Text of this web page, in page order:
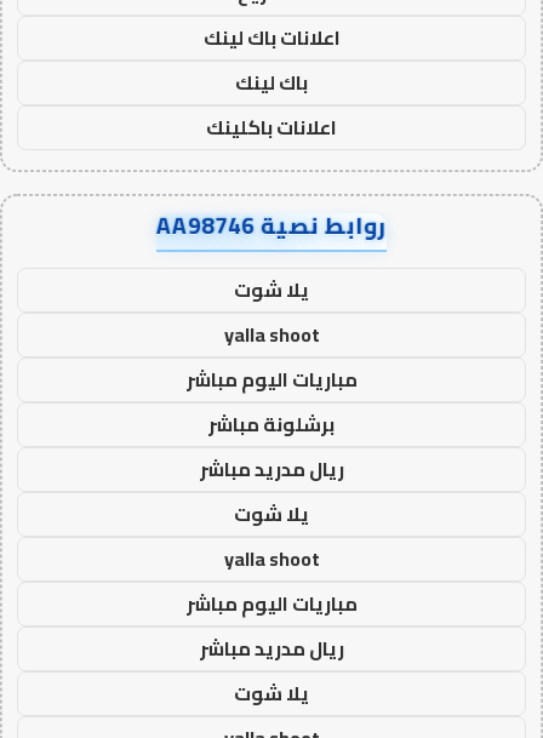
اعلانات باك لينك
باك لينك
اعلانات باكلينك
روابط نصية AA98746
يلا شوت
yalla shoot
مباريات اليوم مباشر
برشلونة مباشر
ريال مدريد مباشر
يلا شوت
yalla shoot
مباريات اليوم مباشر
ريال مدريد مباشر
يلا شوت